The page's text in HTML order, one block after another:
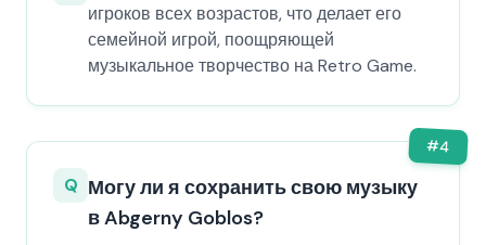
игроков всех возрастов, что делает его
семейной игрой, поощряющей
музыкальное творчество на Retro Game.
#4
Q Могу ли я сохранить свою музыку
в Abgerny Goblos?